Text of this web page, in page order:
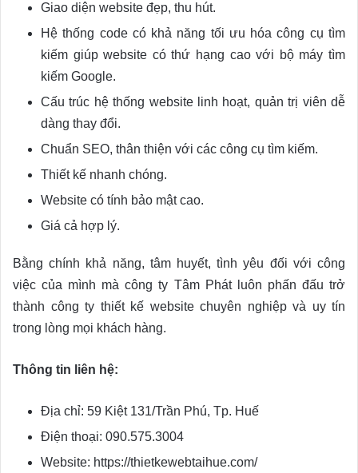
Giao diện website đẹp, thu hút.
Hệ thống code có khả năng tối ưu hóa công cụ tìm
kiếm giúp website có thứ hạng cao với bộ máy tìm
kiếm Google.
Cấu trúc hệ thống website linh hoạt, quản trị viên dễ
dàng thay đổi.
Chuẩn SEO, thân thiện với các công cụ tìm kiếm.
Thiết kế nhanh chóng.
Website có tính bảo mật cao.
Giá cả hợp lý.
Bằng chính khả năng, tâm huyết, tình yêu đối với công
việc của mình mà công ty Tâm Phát luôn phấn đấu trở
thành công ty thiết kế website chuyên nghiệp và uy tín
trong lòng mọi khách hàng.
Thông tin liên hệ:
Địa chỉ: 59 Kiệt 131/Trần Phú, Tp. Huế
Điện thoại: 090.575.3004
Website: https://thietkewebtaihue.com/